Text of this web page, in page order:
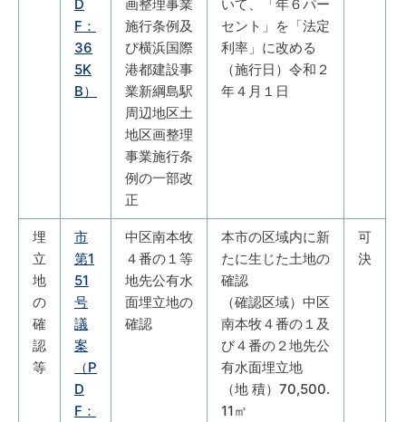
D
F：
36
5K
B）
画整理事業
施行条例及
び横浜国際
港都建設事
業新綱島駅
周辺地区土
地区画整理
事業施行条
例の一部改
正
いて、「年６パー
セント」を「法定
利率」に改める
（施行日）令和２
年４月１日
埋
立
地
の
確
認
等
市
第1
51
号
議
案
（P
D
F：
中区南本牧
４番の１等
地先公有水
面埋立地の
確認
本市の区域内に新
たに生じた土地の
確認
（確認区域）中区
南本牧４番の１及
び４番の２地先公
有水面埋立地
（地 積）70,500.
11㎡
可
決